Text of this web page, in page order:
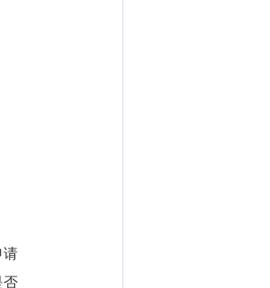
请
否